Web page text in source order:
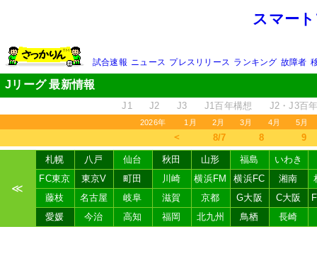
スマー
試合速報 ニュース プレスリリース ランキング 故障者
Jリーグ 最新情報
J1 J2 J3 J1百年構想 J2・J3百
2026年 1月 2月 3月 4月 5月
＜ 8/7 8 9
≪
札幌 八戸 仙台 秋田 山形 福島
いわき
FC東京
東京V 町田 川崎 横浜FM 横浜FC 湘南
藤枝
名古屋 岐阜 滋賀 京都 G大阪 C大阪
愛媛
今治 高知 福岡 北九州 鳥栖 長崎